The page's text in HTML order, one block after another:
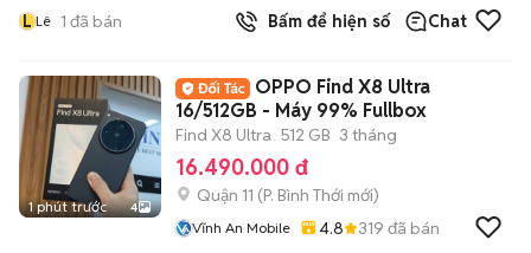
L Lê 1 đã bán Bấm để hiện số Chat
1 phút trước 4
OPPO Find X8 Ultra
16/512GB - Máy 99% Fullbox
Find X8 Ultra 512 GB 3 tháng
16.490.000 đ
Quận 11 (P. Bình Thới mới)
Vĩnh An Mobile 4.8 319 đã bán